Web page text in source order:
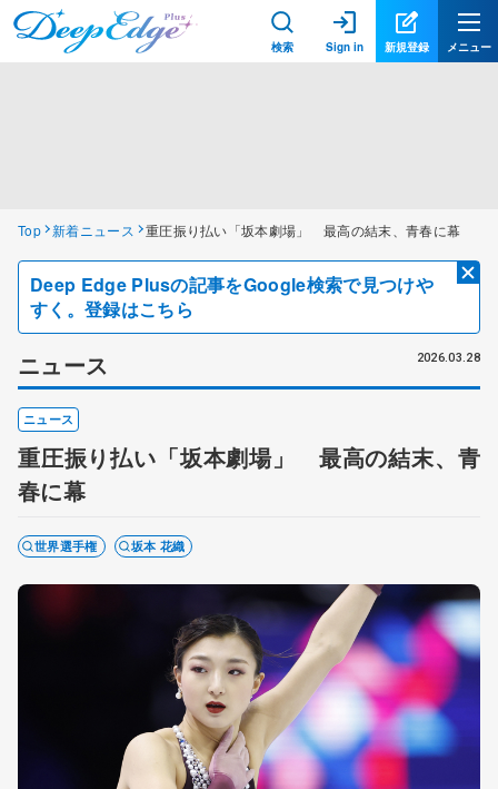
検索 Sign in 新規登録 メニュー
Top 新着ニュース 重圧振り払い「坂本劇場」 最高の結末、青春に幕
Deep Edge Plusの記事をGoogle検索で見つけや
すく。登録はこちら
ニュース 2026.03.28
ニュース
重圧振り払い「坂本劇場」 最高の結末、青
春に幕
世界選手権 坂本 花織